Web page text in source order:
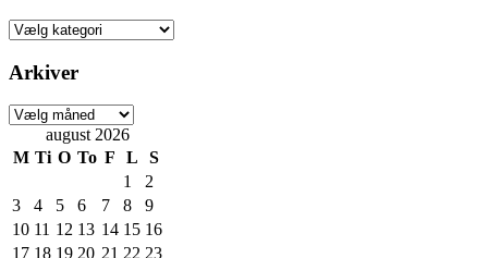
Kategorier
Arkiver
Arkiver
august 2026
M Ti O To F L
S
1
2
3
4 5 6 7 8
9
10 11 12 13 14 15 16
17 18 19 20 21 22 23